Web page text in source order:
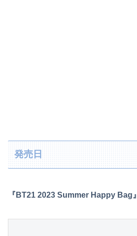
発売日
『BT21 2023 Summer Happy Bag』